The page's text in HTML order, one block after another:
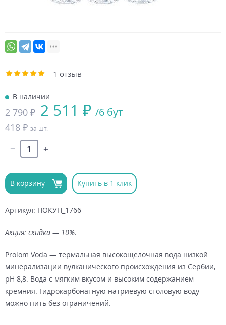
1 отзыв
В наличии
2 790 ₽ 2 511 ₽ /6 бут
418 ₽ за шт.
В корзину Купить в 1 клик
Артикул: ПОКУП_1766
Акция: скидка — 10%.
Prolom Voda — термальная высокощелочная вода низкой
минерализации вулканического происхождения из Сербии,
pH 8,8. Вода с мягким вкусом и высоким содержанием
кремния. Гидрокарбонатную натриевую столовую воду
можно пить без ограничений.